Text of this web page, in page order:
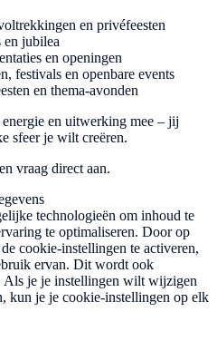
en privéfeesten
en jubilea
en openingen
festivals en openbare events
en thema-avonden
en uitwerking mee – jij
sfeer je wilt creëren.
vraag direct aan.
technologieën om inhoud te
te optimaliseren. Door op
cookie-instellingen te activeren,
ervan. Dit wordt ook
Als je je instellingen wilt wijzigen
kun je je cookie-instellingen op elk